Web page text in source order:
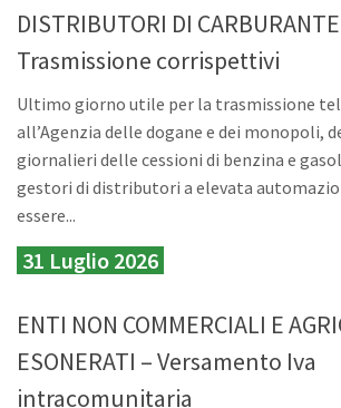
DISTRIBUTORI DI
Trasmissione corrispettivi
Ultimo giorno utile per la trasmissione
all’Agenzia delle dogane e dei monopoli,
giornalieri delle cessioni di benzina e
gestori di distributori a elevata
essere...
31 Luglio 2026
ENTI NON COMMERCIALI E
ESONERATI – Versamento Iva
intracomunitaria